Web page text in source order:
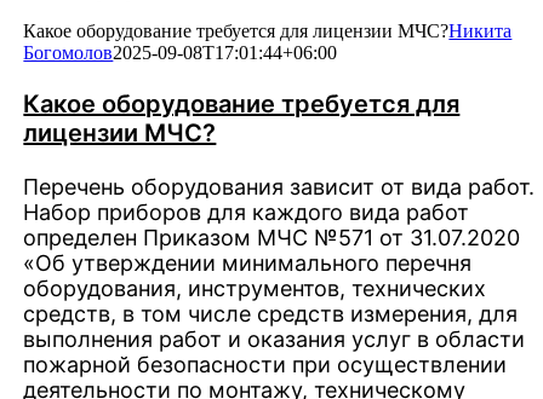
Какое оборудование требуется для лицензии МЧС?Никита
Богомолов2025-09-08T17:01:44+06:00
Какое оборудование требуется для
лицензии МЧС?
Перечень оборудования зависит от вида работ.
Набор приборов для каждого вида работ
определен Приказом МЧС №571 от 31.07.2020
«Об утверждении минимального перечня
оборудования, инструментов, технических
средств, в том числе средств измерения, для
выполнения работ и оказания услуг в области
пожарной безопасности при осуществлении
деятельности по монтажу, техническому